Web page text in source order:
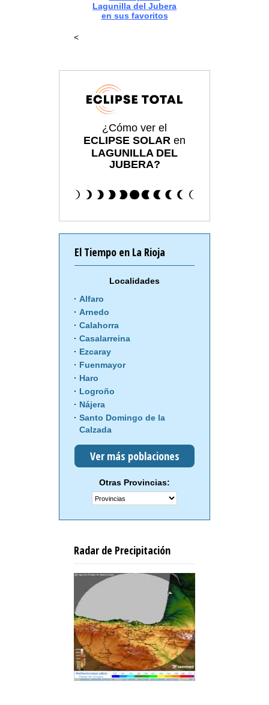
Lagunilla del Jubera
en sus favoritos
<
¿Cómo ver el
ECLIPSE SOLAR en
LAGUNILLA DEL
JUBERA?
El Tiempo en La Rioja
Localidades
Alfaro
Arnedo
Calahorra
Casalarreina
Ezcaray
Fuenmayor
Haro
Logroño
Nájera
Santo Domingo de la
Calzada
Ver más poblaciones
Otras Provincias:
Radar de Precipitación